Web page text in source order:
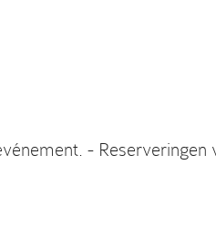
- Reserveringen